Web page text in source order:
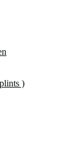
)